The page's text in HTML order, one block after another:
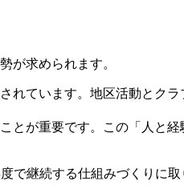
が求められます。
ています。地区活動とク
が重要です。この「人と
継続する仕組みづくりに